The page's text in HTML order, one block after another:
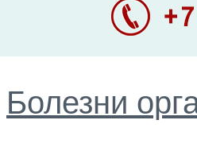
Болезни